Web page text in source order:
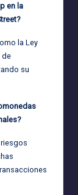
en la
la Ley
de
su